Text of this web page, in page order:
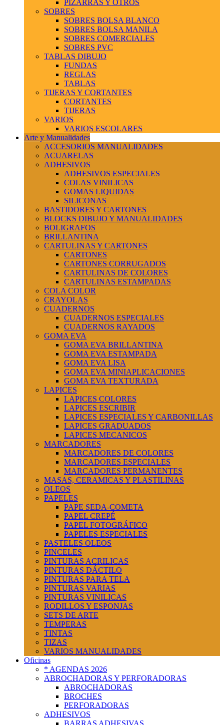
PIZARRAS Y OTROS
SOBRES
SOBRES BOLSA BLANCO
SOBRES BOLSA MANILA
SOBRES COMERCIALES
SOBRES PVC
TABLAS DIBUJO
FUNDAS
REGLAS
TABLAS
TIJERAS Y CORTANTES
CORTANTES
TIJERAS
VARIOS
VARIOS ESCOLARES
Arte y Manualidades
ACCESORIOS MANUALIDADES
ACUARELAS
ADHESIVOS
ADHESIVOS ESPECIALES
COLAS VINILICAS
GOMAS LIQUIDAS
SILICONAS
BASTIDORES Y CARTONES
BLOCKS DIBUJO Y MANUALIDADES
BOLIGRAFOS
BRILLANTINA
CARTULINAS Y CARTONES
CARTONES
CARTONES CORRUGADOS
CARTULINAS DE COLORES
CARTULINAS ESTAMPADAS
COLA COLOR
CRAYOLAS
CUADERNOS
CUADERNOS ESPECIALES
CUADERNOS RAYADOS
GOMA EVA
GOMA EVA BRILLANTINA
GOMA EVA ESTAMPADA
GOMA EVA LISA
GOMA EVA MINIAPLICACIONES
GOMA EVA TEXTURADA
LAPICES
LAPICES COLORES
LAPICES ESCRIBIR
LAPICES ESPECIALES Y CARBONILLAS
LAPICES GRADUADOS
LAPICES MECANICOS
MARCADORES
MARCADORES DE COLORES
MARCADORES ESPECIALES
MARCADORES PERMANENTES
MASAS, CERAMICAS Y PLASTILINAS
OLEOS
PAPELES
PAPE SEDA-COMETA
PAPEL CREPÉ
PAPEL FOTOGRÁFICO
PAPELES ESPECIALES
PASTELES OLEOS
PINCELES
PINTURAS ACRILICAS
PINTURAS DÁCTILO
PINTURAS PARA TELA
PINTURAS VARIAS
PINTURAS VINILICAS
RODILLOS Y ESPONJAS
SETS DE ARTE
TEMPERAS
TINTAS
TIZAS
VARIOS MANUALIDADES
Oficinas
* AGENDAS 2026
ABROCHADORAS Y PERFORADORAS
ABROCHADORAS
BROCHES
PERFORADORAS
ADHESIVOS
BARRAS ADHESIVAS